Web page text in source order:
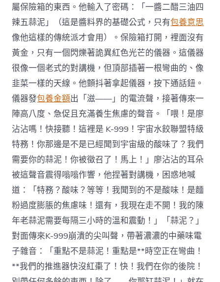
屬保險箱的東西。他輸入了密碼：「一醬二醋三油四
辣五蒜泥」（這是醬料界的基礎公式，只有包養意思
像他這樣的傳統派才會用）。保險箱打開，裡面沒有
黃金，只有一個閃爍著詭異紅色光芒的儀器。這儀器
很像一個老式的對講機，但頂部插著一根彎曲的、像
韭菜一樣的天線。他顫抖著拿起儀器，按下通話鈕。
儀器發包養金額出「滋——」的電流聲，接著傳來一
陣高八度、急促且充滿養生焦慮的聲音。「喂！是廖
沾沾嗎！快接聽！這裡是 K-999！宇宙水餃聯盟特級
特務！你那邊是不是已經聞到宇宙級的酸味了？我們
需要你的蒜泥！你被徵召了！馬上！」廖沾沾的耳朵
被這聲音震得嗡嗡作響，他捏著對講機，困惑地喊
道：「特務？酸味？等等！我聞到的不是酸味！是麵
粉過度膨脹的焦慮味！還有，我現在走不開！我的陳
年老蒜泥需要每隔三小時的溫和震動！」「蒜泥？」
對面傳來K-999崩潰的尖叫聲，帶著濃濃的中藥味電
子雜音：「重點不是蒜泥！重點是**時空正在彎曲！
**我們的推進器快沒紅棗了！快！我們在你的後院！